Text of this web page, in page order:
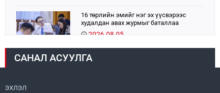
16 төрлийн эмийг нэг эх үүсвэрээс
худалдан авах журмыг баталлаа
2026.08.05
УИХ-ын дарга С.Бямбацогт:
САНАЛ АСУУЛГА
ЭХЛЭЛ